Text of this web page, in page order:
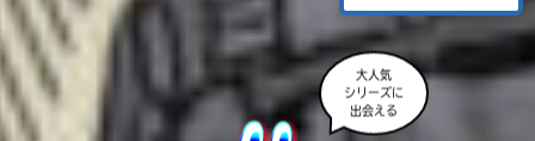
大人気
シリーズに
出会える